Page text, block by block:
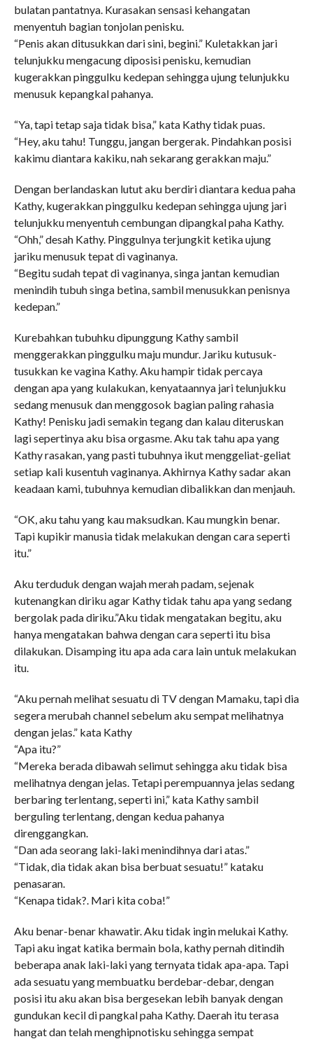
bulatan pantatnya. Kurasakan sensasi kehangatan
menyentuh bagian tonjolan penisku.
“Penis akan ditusukkan dari sini, begini.” Kuletakkan jari
telunjukku mengacung diposisi penisku, kemudian
kugerakkan pinggulku kedepan sehingga ujung telunjukku
menusuk kepangkal pahanya.
“Ya, tapi tetap saja tidak bisa,” kata Kathy tidak puas.
“Hey, aku tahu! Tunggu, jangan bergerak. Pindahkan posisi
kakimu diantara kakiku, nah sekarang gerakkan maju.”
Dengan berlandaskan lutut aku berdiri diantara kedua paha
Kathy, kugerakkan pinggulku kedepan sehingga ujung jari
telunjukku menyentuh cembungan dipangkal paha Kathy.
“Ohh,” desah Kathy. Pinggulnya terjungkit ketika ujung
jariku menusuk tepat di vaginanya.
“Begitu sudah tepat di vaginanya, singa jantan kemudian
menindih tubuh singa betina, sambil menusukkan penisnya
kedepan.”
Kurebahkan tubuhku dipunggung Kathy sambil
menggerakkan pinggulku maju mundur. Jariku kutusuk-
tusukkan ke vagina Kathy. Aku hampir tidak percaya
dengan apa yang kulakukan, kenyataannya jari telunjukku
sedang menusuk dan menggosok bagian paling rahasia
Kathy! Penisku jadi semakin tegang dan kalau diteruskan
lagi sepertinya aku bisa orgasme. Aku tak tahu apa yang
Kathy rasakan, yang pasti tubuhnya ikut menggeliat-geliat
setiap kali kusentuh vaginanya. Akhirnya Kathy sadar akan
keadaan kami, tubuhnya kemudian dibalikkan dan menjauh.
“OK, aku tahu yang kau maksudkan. Kau mungkin benar.
Tapi kupikir manusia tidak melakukan dengan cara seperti
itu.”
Aku terduduk dengan wajah merah padam, sejenak
kutenangkan diriku agar Kathy tidak tahu apa yang sedang
bergolak pada diriku.”Aku tidak mengatakan begitu, aku
hanya mengatakan bahwa dengan cara seperti itu bisa
dilakukan. Disamping itu apa ada cara lain untuk melakukan
itu.
“Aku pernah melihat sesuatu di TV dengan Mamaku, tapi dia
segera merubah channel sebelum aku sempat melihatnya
dengan jelas.” kata Kathy
“Apa itu?”
“Mereka berada dibawah selimut sehingga aku tidak bisa
melihatnya dengan jelas. Tetapi perempuannya jelas sedang
berbaring terlentang, seperti ini,” kata Kathy sambil
berguling terlentang, dengan kedua pahanya
direnggangkan.
“Dan ada seorang laki-laki menindihnya dari atas.”
“Tidak, dia tidak akan bisa berbuat sesuatu!” kataku
penasaran.
“Kenapa tidak?. Mari kita coba!”
Aku benar-benar khawatir. Aku tidak ingin melukai Kathy.
Tapi aku ingat katika bermain bola, kathy pernah ditindih
beberapa anak laki-laki yang ternyata tidak apa-apa. Tapi
ada sesuatu yang membuatku berdebar-debar, dengan
posisi itu aku akan bisa bergesekan lebih banyak dengan
gundukan kecil di pangkal paha Kathy. Daerah itu terasa
hangat dan telah menghipnotisku sehingga sempat